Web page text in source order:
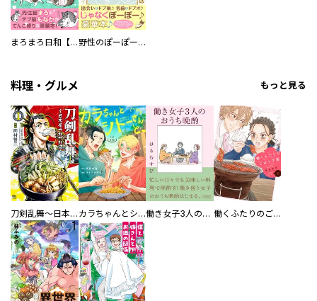
まろまろ日和【豪華版】 野性のぽーぽー【豪華版】
料理・グルメ もっと見る
刀剣乱舞～日本号つれづれ酒～ カラちゃんとシトーさんと、 【分冊版】 働き女子3人のおうち晩酌 働くふたりのごほうび飯